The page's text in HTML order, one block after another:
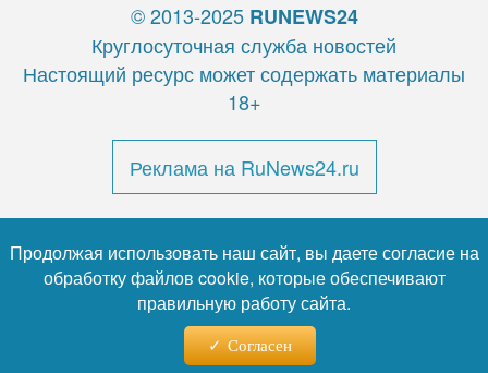
© 2013-2025 RUNEWS24
Круглосуточная служба новостей
Настоящий ресурс может содержать материалы
18+
Реклама на RuNews24.ru
Почтовый адрес: 123112, Москва, Пресненская наб., д.
12
+7 (499) 409-85-24,E-mail:
Продолжая использовать наш сайт, вы даете согласие на
обработку файлов cookie, которые обеспечивают
правильную работу сайта.
Согласен